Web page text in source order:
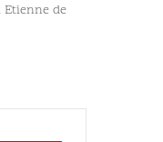
Etienne de